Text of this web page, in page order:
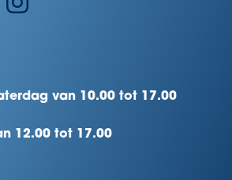
van 10.00 tot 17.00
12.00 tot 17.00